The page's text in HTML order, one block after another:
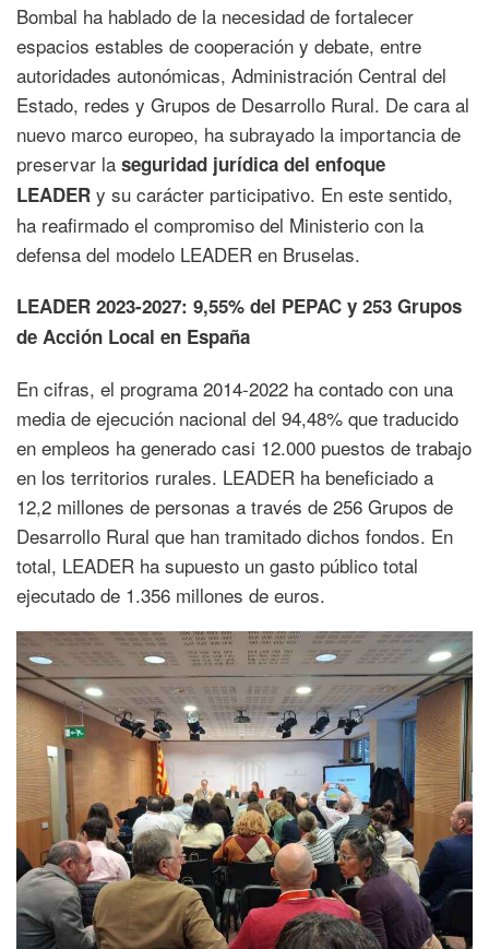
Bombal ha hablado de la necesidad de fortalecer
espacios estables de cooperación y debate, entre
autoridades autonómicas, Administración Central del
Estado, redes y Grupos de Desarrollo Rural. De cara al
nuevo marco europeo, ha subrayado la importancia de
preservar la seguridad jurídica del enfoque
LEADER y su carácter participativo. En este sentido,
ha reafirmado el compromiso del Ministerio con la
defensa del modelo LEADER en Bruselas.
LEADER 2023-2027: 9,55% del PEPAC y 253 Grupos
de Acción Local en España
En cifras, el programa 2014-2022 ha contado con una
media de ejecución nacional del 94,48% que traducido
en empleos ha generado casi 12.000 puestos de trabajo
en los territorios rurales. LEADER ha beneficiado a
12,2 millones de personas a través de 256 Grupos de
Desarrollo Rural que han tramitado dichos fondos. En
total, LEADER ha supuesto un gasto público total
ejecutado de 1.356 millones de euros.